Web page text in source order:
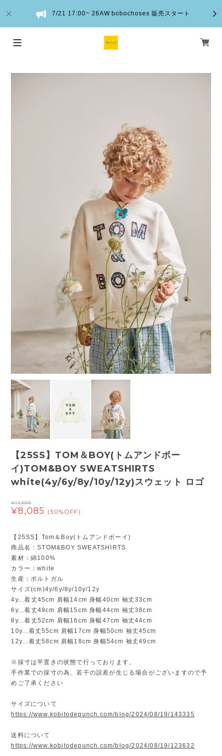
7/21 17:00~ 26AW bobochoses 販売スタート
【25SS】TOM＆BOY(トムアンドボー
イ)TOM&BOY SWEATSHIRTS
white(4y/6y/8y/10y/12y)スウェット ロゴ
¥11,550
¥8,085 (30%OFF)
【25SS】Tom＆Boy(トムアンドボーイ)
商品名：STOM&BOY SWEATSHIRTS
素材：綿100%
カラー：white
生産：ポルトガル
サイズ(cm)4y/6y/8y/10y/12y
4y...着丈45cm 肩幅14cm 身幅40cm 袖丈33cm
6y...着丈49cm 肩幅15cm 身幅44cm 袖丈38cm
8y...着丈52cm 肩幅16cm 身幅47cm 袖丈44cm
10y...着丈55cm 肩幅17cm 身幅50cm 袖丈45cm
12y...着丈58cm 肩幅18cm 身幅54cm 袖丈49cm
※採寸は平置きの状態で行っております。
手作業での採寸の為、若干の誤差が生じる場合がございますので予
めご了承ください
サイズについて
https://www.kobitodepunch.com/blog/2024/08/19/143335
送料について
https://www.kobitodepunch.com/blog/2024/08/19/123632